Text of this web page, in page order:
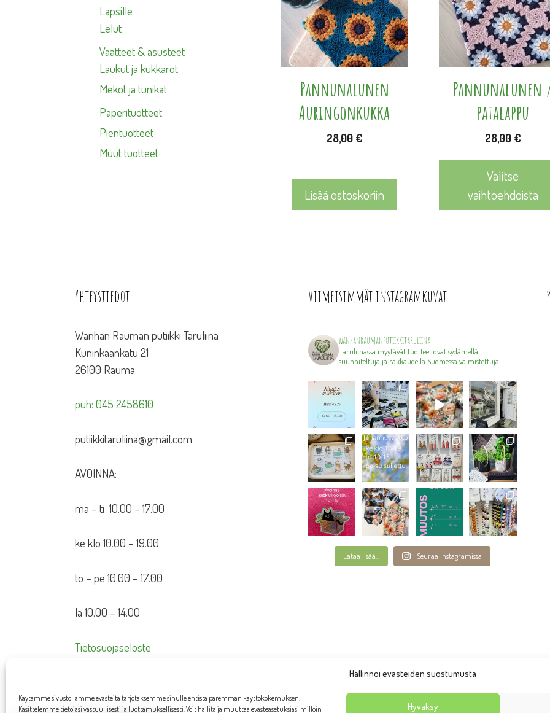
Hallinnoi evästeiden suostumusta
Käytämme sivustollamme evästeitä tarjotaksemme sinulle entistä paremman käyttökokemuksen.
Käsittelemme tietojasi vastuullisesti ja luottamuksellisesti. Voit hallita ja muuttaa evästeasetuksiasi milloin
Hyväksy
Pannunalunen
Auringonkukka
28,00 €
Lisää ostoskoriin
Pannunalunen
patalappu
28,00 €
Valitse
vaihtoehdoista
useampi
muunnelma.
tehdä
valinnat
tuotteen
Lapsille
Lelut
Vaatteet & asusteet
Laukut ja kukkarot
Mekot ja tunikat
Paperituotteet
Pientuotteet
Muut tuotteet
Yhteystiedot
Wanhan Rauman putiikki Taruliina
Kuninkaankatu 21
26100 Rauma
puh: 045 2458610
putiikkitaruliina@gmail.com
AVOINNA:
ma – ti 10.00 – 17.00
ke klo 10.00 – 19.00
to – pe 10.00 – 17.00
la 10.00 – 14.00
Tietosuojaseloste
Viimeisimmät instagramkuvat
wanhanraumanputiikkitaruliina
Taruliinassa myytävät tuotteet ovat sydämellä
suunniteltuja ja rakkaudella Suomessa valmistettuja.
Lataa lisää... Seuraa Instagramissa